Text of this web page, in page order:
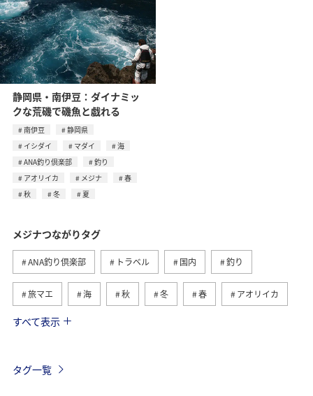
静岡県・南伊豆：ダイナミッ
クな荒磯で磯魚と戯れる
南伊豆
静岡県
イシダイ
マダイ
海
ANA釣り倶楽部
釣り
アオリイカ
メジナ
春
秋
冬 夏
メジナつながりタグ
ANA釣り倶楽部 トラベル 国内 釣り
旅マエ 海 秋 冬 春 アオリイカ
マダイ
すべて表示
タグ一覧